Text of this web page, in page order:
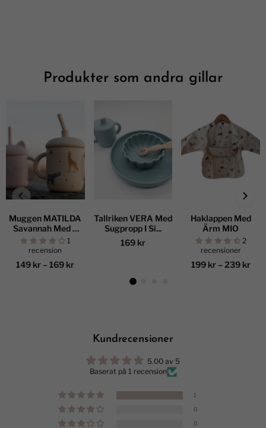
Produkter som andra gillar
Muggen MATILDA
Savannah Med 2
Su...
1
recension
149 kr–169 kr
Tallriken VERA Med
Sugpropp I Si...
169 kr
Haklappen Med
Ärm MIO
2
recensioner
199 kr– 239 kr
Kundrecensioner
5.00 av 5
Baserat på 1 recension
1
0
0